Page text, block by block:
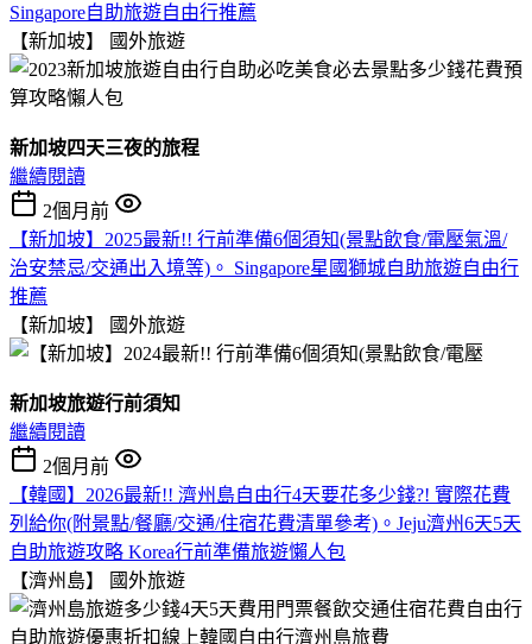
Singapore自助旅遊自由行推薦
【新加坡】
國外旅遊
新加坡四天三夜的旅程
繼續閱讀
2個月前
【新加坡】2025最新!! 行前準備6個須知(景點飲食/電壓氣溫/
治安禁忌/交通出入境等)。 Singapore星國獅城自助旅遊自由行
推薦
【新加坡】
國外旅遊
新加坡旅遊行前須知
繼續閱讀
2個月前
【韓國】2026最新!! 濟州島自由行4天要花多少錢?! 實際花費
列給你(附景點/餐廳/交通/住宿花費清單參考)。Jeju濟州6天5天
自助旅遊攻略 Korea行前準備旅遊懶人包
【濟州島】
國外旅遊